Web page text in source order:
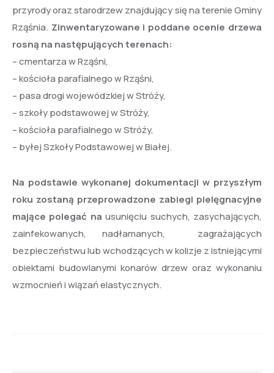
przyrody oraz starodrzew znajdujący się na terenie Gminy
Rząśnia. Zinwentaryzowane i poddane ocenie drzewa
rosną na następujących terenach:
– cmentarza w Rząśni,
– kościoła parafialnego w Rząśni,
– pasa drogi wojewódzkiej w Stróży,
– szkoły podstawowej w Stróży,
– kościoła parafialnego w Stróży,
– byłej Szkoły Podstawowej w Białej.
Na podstawie wykonanej dokumentacji w przyszłym
roku zostaną przeprowadzone zabiegi pielęgnacyjne
mające polegać na usunięciu suchych, zasychających,
zainfekowanych, nadłamanych, zagrażających
bezpieczeństwu lub wchodzących w kolizje z istniejącymi
obiektami budowlanymi konarów drzew oraz wykonaniu
wzmocnień i wiązań elastycznych.